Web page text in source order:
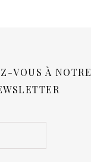
VOUS À NOTRE